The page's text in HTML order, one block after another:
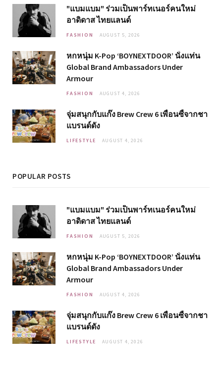
"แบมแบม" ร่วมเป็นพาร์ทเนอร์คนใหม่
อาดิดาส ไทยแลนด์
FASHION AUGUST 5, 2026
หกหนุ่ม K-Pop ‘BOYNEXTDOOR’ นั่งแท่น
Global Brand Ambassadors Under
Armour
FASHION AUGUST 4, 2026
จุ่มสนุกกับแก๊ง Brew Crew 6 เพื่อนซี้จากชา
แบรนด์ดัง
LIFESTYLE AUGUST 4, 2026
POPULAR POSTS
"แบมแบม" ร่วมเป็นพาร์ทเนอร์คนใหม่
อาดิดาส ไทยแลนด์
FASHION AUGUST 5, 2026
หกหนุ่ม K-Pop ‘BOYNEXTDOOR’ นั่งแท่น
Global Brand Ambassadors Under
Armour
FASHION AUGUST 4, 2026
จุ่มสนุกกับแก๊ง Brew Crew 6 เพื่อนซี้จากชา
แบรนด์ดัง
LIFESTYLE AUGUST 4, 2026